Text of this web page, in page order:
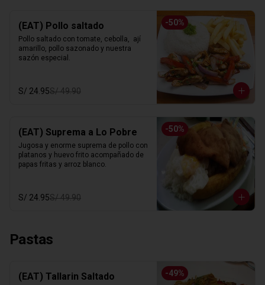
-50%
(EAT) Pollo saltado
Pollo saltado con tomate, cebolla,  ají
amarillo, pollo sazonado y nuestra
sazón especial.
S/ 24.95S/ 49.90
-50%
(EAT) Suprema a Lo Pobre
Jugosa y enorme suprema de pollo con
platanos y huevo frito acompañado de
papas fritas y arroz blanco.
S/ 24.95S/ 49.90
Pastas
-49%
(EAT) Tallarin Saltado